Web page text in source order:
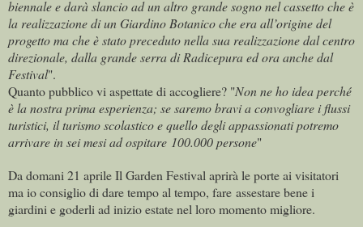
biennale e darà slancio ad un altro grande sogno nel cassetto che è
la realizzazione di un Giardino Botanico che era all’origine del
progetto ma che è stato preceduto nella sua realizzazione dal centro
direzionale, dalla grande serra di Radicepura ed ora anche dal
Festival".
Quanto pubblico vi aspettate di accogliere? "Non ne ho idea perché
è la nostra prima esperienza; se saremo bravi a convogliare i flussi
turistici, il turismo scolastico e quello degli appassionati potremo
arrivare in sei mesi ad ospitare 100.000 persone"
Da domani 21 aprile Il Garden Festival aprirà le porte ai visitatori
ma io consiglio di dare tempo al tempo, fare assestare bene i
giardini e goderli ad inizio estate nel loro momento migliore.